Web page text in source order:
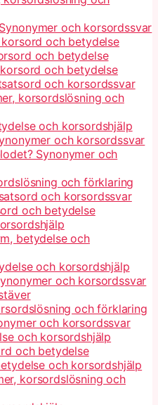
och korsordssvar
och betydelse
och betydelse
och betydelse
och korsordssvar
korsordslösning och
och korsordshjälp
och korsordssvar
Synonymer och
och förklaring
och korsordssvar
och betydelse
betydelse och
och korsordshjälp
och korsordssvar
och förklaring
och korsordssvar
och korsordshjälp
och betydelse
och korsordshjälp
korsordslösning och